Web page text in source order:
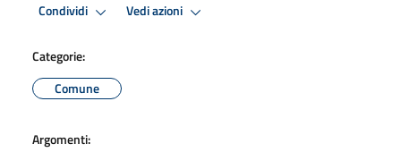
Condividi Vedi azioni
Categorie:
Comune
Argomenti: